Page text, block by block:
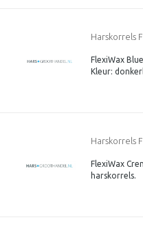
Harskorrels
FlexiWax
Kleur:
Harskorrels
FlexiWax
harskorrels.